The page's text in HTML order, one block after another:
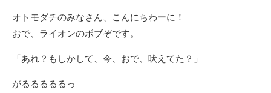
オトモダチのみなさん、こんにちわーに！
おで、ライオンのボブぞです。
「あれ？もしかして、今、おで、吠えてた？」
がるるるるるっ